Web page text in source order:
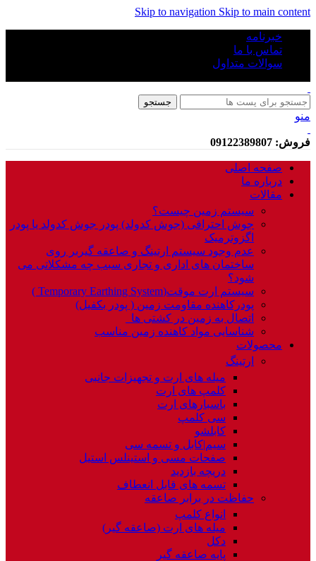
Skip to navigation Skip to main content
خبرنامه
تماس با ما
سوالات متداول
جستجو
منو
فروش: 09122389807
صفحه اصلی
درباره ما
مقالات
سیستم زمین چیست؟
جوش احتراقی (جوش کدولد) پودر جوش کدولد یا پودر
اگزوترمیک
عدم وجود سیستم ارتینگ و صاعقه گیربر روی
ساختمان های اداری و تجاری سبب چه مشکلاتی می
شود؟
سیستم ارت موقت(Temporary Earthing System )
پودرکاهنده مقاومت زمین ( پودر بکفیل)
اتصال به زمین در کشتی ها
شناسایی مواد کاهنده زمین مناسب
محصولات
ارتینگ
میله های ارت و تجهیزات جانبی
کلمپ های ارت
باسبارهای ارت
سی کلمپ
کابلشو
سیم|کابل و تسمه سی
صفحات مسی و استینلس استیل
دریچه بازدید
تسمه های قابل انعطاف
حفاظت در برابر صاعقه
انواع کلمپ
میله های ارت (صاعقه گیر)
دکل
پایه صاعقه گیر